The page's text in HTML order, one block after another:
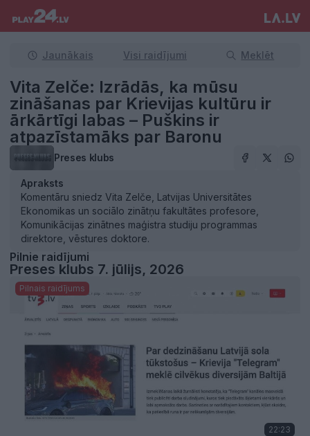
Jaunākais Visi raidījumi Meklēt
Vita Zelče: Izrādās, ka mūsu
zināšanas par Krievijas kultūru ir
ārkārtīgi labas – Puškins ir
atpazīstamāks par Baronu
Preses klubs
Apraksts
Komentāru sniedz Vita Zelče, Latvijas Universitātes
Ekonomikas un sociālo zinātņu fakultātes profesore,
Komunikācijas zinātnes maģistra studiju programmas
direktore, vēstures doktore.
Pilnie raidījumi
Preses klubs 7. jūlijs, 2026
Pilnais raidījums
22:23